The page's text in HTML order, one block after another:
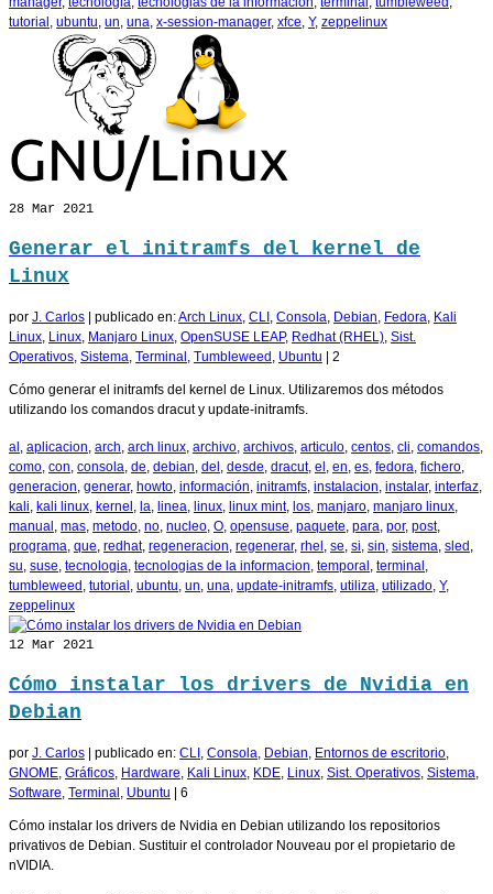
tutorial , ubuntu, un, una, x-session-manager, xfce, Y, zeppelinux
28 Mar 2021
Generar el initramfs del kernel de
Linux
por J. Carlos publicado en:Arch Linux, CLI , Consola, Debian, Fedora, Kali
Linux, Linux, Manjaro Linux, OpenSUSE LEAP, Redhat (RHEL), Sist.
Operativos, Sistema, Terminal , Tumbleweed , Ubuntu 2
Cómo generar el initramfs del kernel de Linux. Utilizaremos dos métodos
utilizando los comandos dracut y update-initramfs.
al , aplicacion, arch, arch linux, archivo, archivos, articulo, centos, cli, comandos,
como, con, consola, de, debian, del , desde, dracut, el , en, es, fedora, fichero,
generacion, generar, howto, información, initramfs, instalacion, instalar, interfaz,
kali, kali linux, kernel , la, linea, linux, linux mint, los, manjaro, manjaro linux,
manual , mas, metodo, no, nucleo, O, opensuse, paquete, para, por, post,
programa, que, redhat, regeneracion, regenerar, rhel , se, si, sin, sistema, sled ,
su, suse, tecnologia, tecnologias de la informacion, temporal , terminal ,
tumbleweed , tutorial , ubuntu, un, una, update-initramfs, utiliza, utilizado, Y,
zeppelinux
12 Mar 2021
Cómo instalar los drivers de Nvidia en
Debian
por J. Carlos publicado en: CLI , Consola, Debian, Entornos de escritorio,
GNOME, Gráficos, Hardware, Kali Linux, KDE, Linux, Sist. Operativos, Sistema,
Software, Terminal , Ubuntu 6
Cómo instalar los drivers de Nvidia en Debian utilizando los repositorios
privativos de Debian. Sustituir el controlador Nouveau por el propietario de
nVIDIA.